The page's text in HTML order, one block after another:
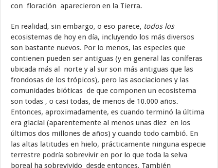
con floración aparecieron en la Tierra.
En realidad, sin embargo, o eso parece, todos los
ecosistemas de hoy en día, incluyendo los más diversos
son bastante nuevos. Por lo menos, las especies que
contienen pueden ser antiguas (y en general las coníferas
ubicada más al norte y al sur son más antiguas que las
frondosas de los trópicos), pero las asociaciones y las
comunidades bióticas de que componen un ecosistema
son todas , o casi todas, de menos de 10.000 años.
Entonces, aproximadamente, es cuando terminó la última
era glacial (aparentemente al menos unas diez en los
últimos dos millones de años) y cuando todo cambió. En
las altas latitudes en hielo, prácticamente ninguna especie
terrestre podría sobrevivir en por lo que toda la selva
boreal ha sobrevivido desde entonces. También